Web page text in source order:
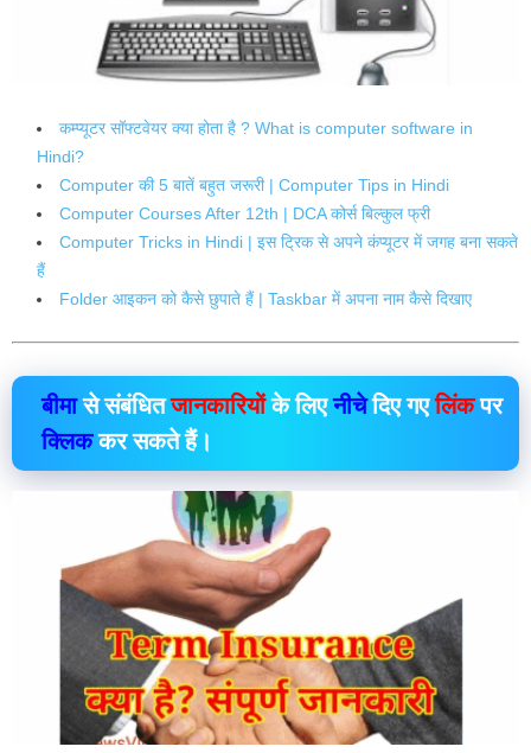
कम्प्यूटर सॉफ्टवेयर क्या होता है ? What is computer software in
Hindi?
Computer की 5 बातें बहुत जरूरी | Computer Tips in Hindi
Computer Courses After 12th | DCA कोर्स बिल्कुल फ्री
Computer Tricks in Hindi | इस ट्रिक से अपने कंप्यूटर में जगह बना सकते
हैं
Folder आइकन को कैसे छुपाते हैं | Taskbar में अपना नाम कैसे दिखाए
बीमासे संबंधितजानकारियोंके लिएनीचेदिए गएलिंकपर
क्लिककर सकते हैं।